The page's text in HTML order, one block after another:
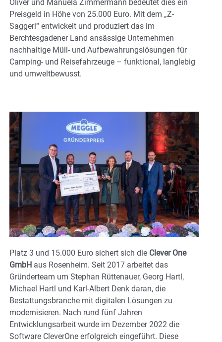
Oliver und Manuela Zimmermann bedeutet dies ein
Preisgeld in Höhe von 25.000 Euro. Mit dem „Z-
Saggerl“ entwickelt und produziert das im
Berchtesgadener Land ansässige Unternehmen
nachhaltige Müll- und Aufbewahrungslösungen für
Camping- und Reisefahrzeuge – funktional, langlebig
und umweltbewusst.
Platz 3 und 15.000 Euro sichert sich die Clever One
GmbH aus Rosenheim. Seit 2017 arbeitet das
Gründerteam um Stephan Rüttenauer, Georg Hartl,
Michael Hartl und Karl-Albert Denk daran, die
Bestattungsbranche mit digitalen Lösungen zu
modernisieren. Nach rund fünf Jahren
Entwicklungsarbeit wurde im Dezember 2022 die
Software CleverOne erfolgreich eingeführt. Diese